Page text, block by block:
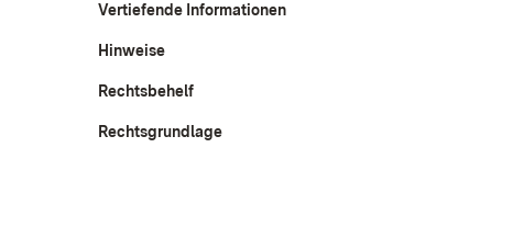
Vertiefende Informationen
Hinweise
Rechtsbehelf
Rechtsgrundlage